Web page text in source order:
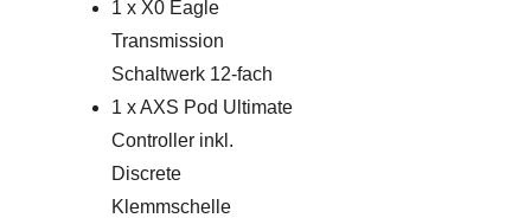
1 x X0 Eagle
Transmission
Schaltwerk 12-fach
1 x AXS Pod Ultimate
Controller inkl.
Discrete
Klemmschelle